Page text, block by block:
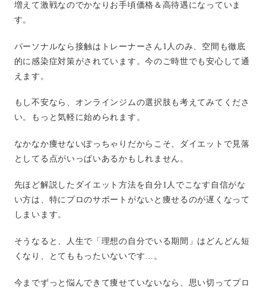
増えて激戦なのでかなりお手頃価格＆高待遇になっていま
す。
パーソナルなら接触はトレーナーさん1人のみ、空間も徹底
的に感染症対策がされています。今のご時世でも安心して通
えます。
もし不安なら、オンラインジムの選択肢も考えてみてくださ
い。もっと気軽に始められます。
なかなか痩せないぽっちゃりだからこそ、ダイエットで見落
としてる点がいっぱいあるかもしれません。
先ほど解説したダイエット方法を自分1人でこなす自信がな
い方は、特にプロのサポートがないと痩せるのが遅くなって
しまいます。
そうなると、人生で「理想の自分でいる期間」はどんどん短
くなり、とてももったいないです…。
今までずっと悩んできて痩せていないなら、思い切ってプロ